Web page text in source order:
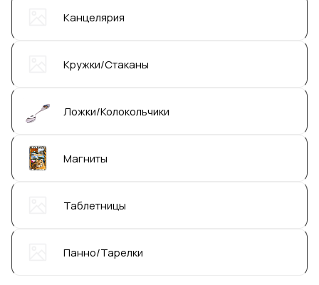
Канцелярия
Кружки/Стаканы
Ложки/Колокольчики
Магниты
Таблетницы
Панно/Тарелки